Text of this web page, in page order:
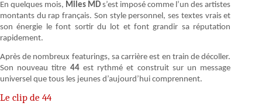
En quelques mois, Miles MD s’est imposé comme l’un des artistes
montants du rap français. Son style personnel, ses textes vrais et
son énergie le font sortir du lot et font grandir sa réputation
rapidement.
Après de nombreux featurings, sa carrière est en train de décoller.
Son nouveau titre 44 est rythmé et construit sur un message
universel que tous les jeunes d’aujourd’hui comprennent.
Le clip de 44